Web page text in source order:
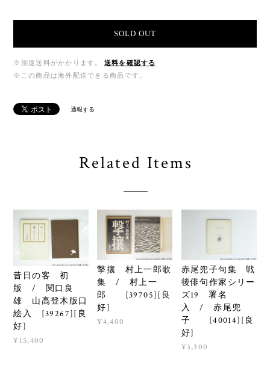
SOLD OUT
※別途送料がかかります。
送料を確認する
※この商品は海外配送できる商品です。
通報する
Related Items
昔日の客 初
版 / 関口良
雄 山高登木版口
絵入 [39267][良
好]
¥15,400
撃攘 村上一郎歌
集 / 村上一
郎 [39705][良
好]
¥4,400
赤尾兜子句集 戦
後俳句作家シリー
ズ19 署名
入 / 赤尾兜
子 [40014][良
好]
¥3,300